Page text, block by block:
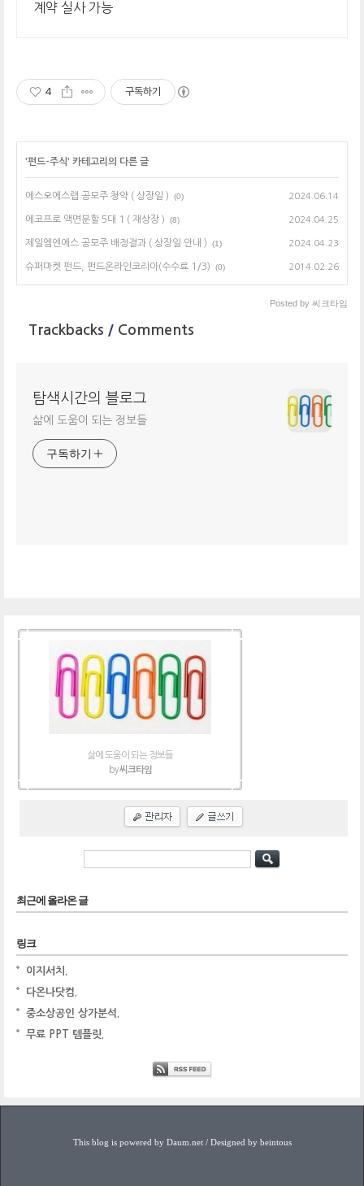
계약 실사 가능
4 구독하기
'펀드-주식' 카테고리의 다른 글
에스오에스랩 공모주 청약 ( 상장일 ) (0) 2024.06.14
에코프로 액면분할 5대 1 ( 재상장 ) (8) 2024.04.25
제일엠엔에스 공모주 배정결과 ( 상장일 안내 ) (1) 2024.04.23
슈퍼마켓 펀드, 펀드온라인코리아(수수료 1/3) (0) 2014.02.26
Posted by 씨크타임
Trackbacks / Comments
탐색시간의 블로그
삶에 도움이 되는 정보들
구독하기
삶에 도움이 되는 정보들
by씨크타임
최근에 올라온 글
링크
이지서치.
다온나닷컴.
중소상공인 상가분석.
무료 PPT 템플릿.
This blog is powered by Daum.net / Designed by beintous